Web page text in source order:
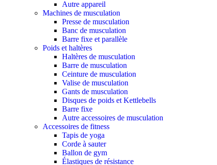
Autre appareil
Machines de musculation
Presse de musculation
Banc de musculation
Barre fixe et parallèle
Poids et haltères
Haltères de musculation
Barre de musculation
Ceinture de musculation
Valise de musculation
Gants de musculation
Disques de poids et Kettlebells
Barre fixe
Autre accessoires de musculation
Accessoires de fitness
Tapis de yoga
Corde à sauter
Ballon de gym
Élastiques de résistance